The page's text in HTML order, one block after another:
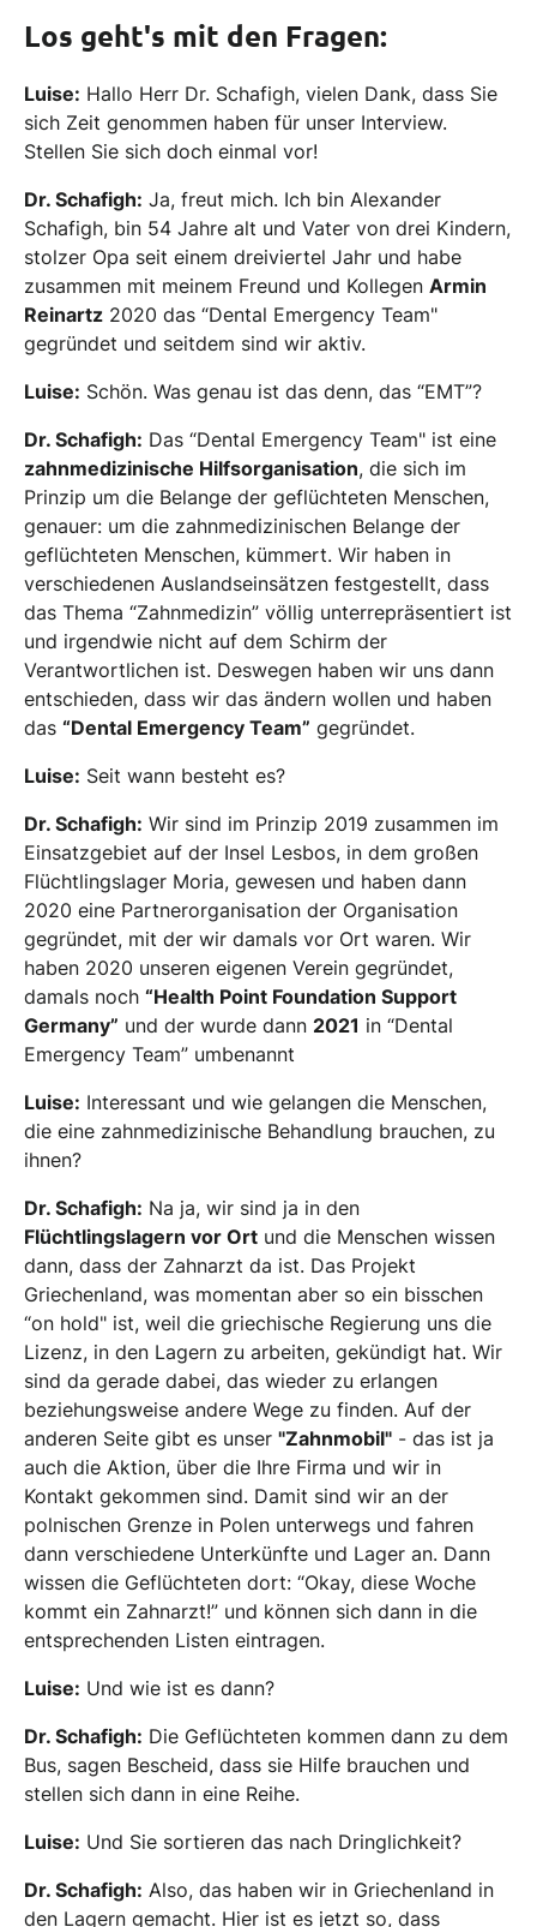
Los geht's mit den Fragen:
Luise: Hallo Herr Dr. Schafigh, vielen Dank, dass Sie
sich Zeit genommen haben für unser Interview.
Stellen Sie sich doch einmal vor!
Dr. Schafigh: Ja, freut mich. Ich bin Alexander
Schafigh, bin 54 Jahre alt und Vater von drei Kindern,
stolzer Opa seit einem dreiviertel Jahr und habe
zusammen mit meinem Freund und Kollegen Armin
Reinartz 2020 das “Dental Emergency Team"
gegründet und seitdem sind wir aktiv.
Luise: Schön. Was genau ist das denn, das “EMT”?
Dr. Schafigh: Das “Dental Emergency Team" ist eine
zahnmedizinische Hilfsorganisation, die sich im
Prinzip um die Belange der geflüchteten Menschen,
genauer: um die zahnmedizinischen Belange der
geflüchteten Menschen, kümmert. Wir haben in
verschiedenen Auslandseinsätzen festgestellt, dass
das Thema “Zahnmedizin” völlig unterrepräsentiert ist
und irgendwie nicht auf dem Schirm der
Verantwortlichen ist. Deswegen haben wir uns dann
entschieden, dass wir das ändern wollen und haben
das “Dental Emergency Team” gegründet.
Luise: Seit wann besteht es?
Dr. Schafigh: Wir sind im Prinzip 2019 zusammen im
Einsatzgebiet auf der Insel Lesbos, in dem großen
Flüchtlingslager Moria, gewesen und haben dann
2020 eine Partnerorganisation der Organisation
gegründet, mit der wir damals vor Ort waren. Wir
haben 2020 unseren eigenen Verein gegründet,
damals noch “Health Point Foundation Support
Germany” und der wurde dann 2021 in “Dental
Emergency Team” umbenannt
Luise: Interessant und wie gelangen die Menschen,
die eine zahnmedizinische Behandlung brauchen, zu
ihnen?
Dr. Schafigh: Na ja, wir sind ja in den
Flüchtlingslagern vor Ort und die Menschen wissen
dann, dass der Zahnarzt da ist. Das Projekt
Griechenland, was momentan aber so ein bisschen
“on hold" ist, weil die griechische Regierung uns die
Lizenz, in den Lagern zu arbeiten, gekündigt hat. Wir
sind da gerade dabei, das wieder zu erlangen
beziehungsweise andere Wege zu finden. Auf der
anderen Seite gibt es unser "Zahnmobil" - das ist ja
auch die Aktion, über die Ihre Firma und wir in
Kontakt gekommen sind. Damit sind wir an der
polnischen Grenze in Polen unterwegs und fahren
dann verschiedene Unterkünfte und Lager an. Dann
wissen die Geflüchteten dort: “Okay, diese Woche
kommt ein Zahnarzt!” und können sich dann in die
entsprechenden Listen eintragen.
Luise: Und wie ist es dann?
Dr. Schafigh: Die Geflüchteten kommen dann zu dem
Bus, sagen Bescheid, dass sie Hilfe brauchen und
stellen sich dann in eine Reihe.
Luise: Und Sie sortieren das nach Dringlichkeit?
Dr. Schafigh: Also, das haben wir in Griechenland in
den Lagern gemacht. Hier ist es jetzt so, dass